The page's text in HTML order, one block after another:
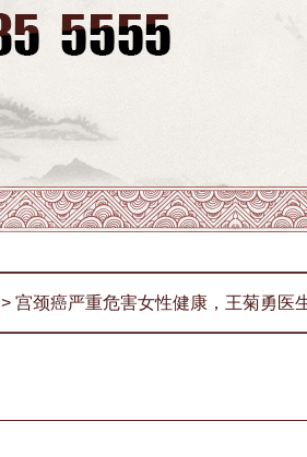
> 宫颈癌严重危害女性健康，王菊勇医